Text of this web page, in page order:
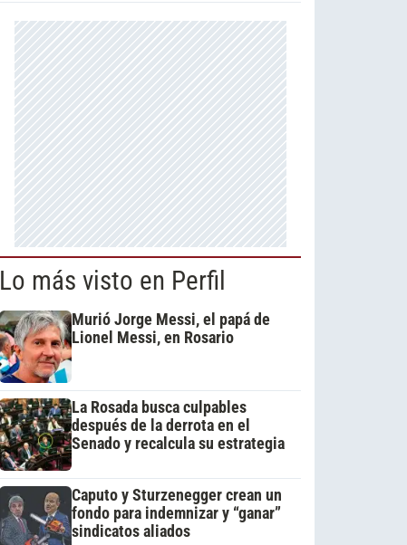
Lo más visto en Perfil
Murió Jorge Messi, el papá de
Lionel Messi, en Rosario
La Rosada busca culpables
después de la derrota en el
Senado y recalcula su estrategia
Caputo y Sturzenegger crean un
fondo para indemnizar y “ganar”
sindicatos aliados